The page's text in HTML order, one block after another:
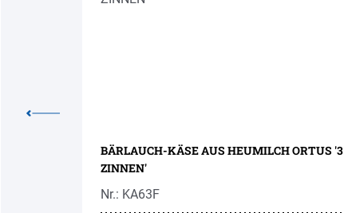
BÄRLAUCH-KÄSE AUS HEUMILCH ORTUS '3
ZINNEN'
Nr.: KA63F